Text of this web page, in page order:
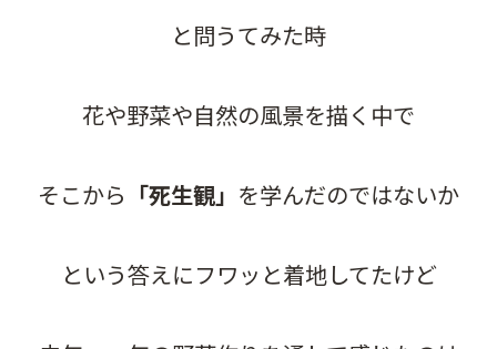
と問うてみた時
花や野菜や自然の風景を描く中で
そこから 「死生観」 を学んだのではないか
という答えにフワッと着地してたけど